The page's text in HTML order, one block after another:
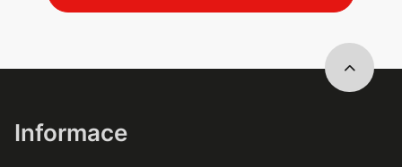
Informace